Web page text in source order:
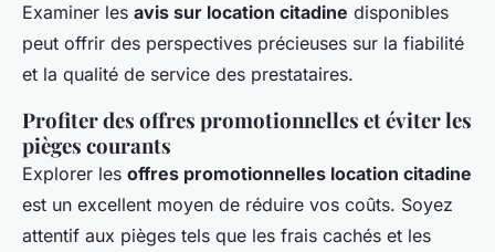
Examiner les avis sur location citadine disponibles
peut offrir des perspectives précieuses sur la fiabilité
et la qualité de service des prestataires.
Profiter des offres promotionnelles et éviter les
pièges courants
Explorer les offres promotionnelles location citadine
est un excellent moyen de réduire vos coûts. Soyez
attentif aux pièges tels que les frais cachés et les